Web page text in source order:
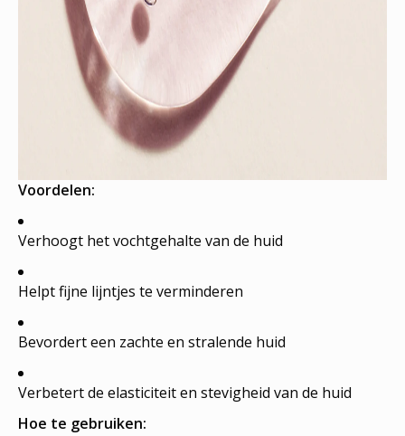
Voordelen:
Verhoogt het vochtgehalte van de huid
Helpt fijne lijntjes te verminderen
Bevordert een zachte en stralende huid
Verbetert de elasticiteit en stevigheid van de huid
Hoe te gebruiken: